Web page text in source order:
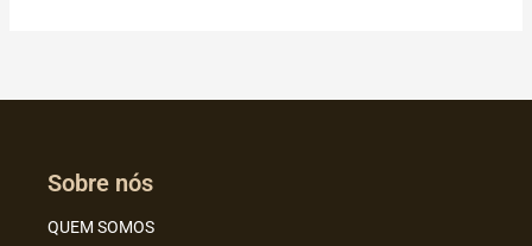
Sobre nós
QUEM SOMOS